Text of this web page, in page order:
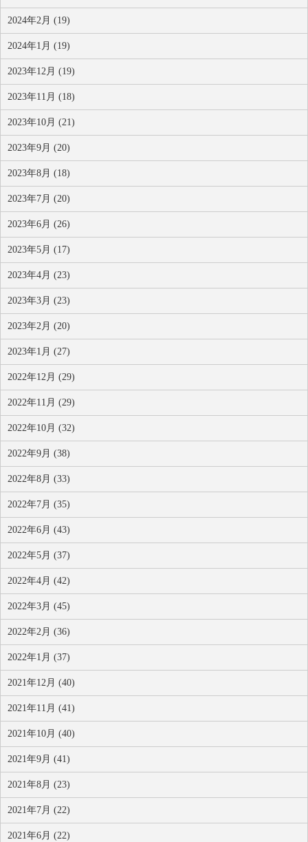
2024年2月 (19)
2024年1月 (19)
2023年12月 (19)
2023年11月 (18)
2023年10月 (21)
2023年9月 (20)
2023年8月 (18)
2023年7月 (20)
2023年6月 (26)
2023年5月 (17)
2023年4月 (23)
2023年3月 (23)
2023年2月 (20)
2023年1月 (27)
2022年12月 (29)
2022年11月 (29)
2022年10月 (32)
2022年9月 (38)
2022年8月 (33)
2022年7月 (35)
2022年6月 (43)
2022年5月 (37)
2022年4月 (42)
2022年3月 (45)
2022年2月 (36)
2022年1月 (37)
2021年12月 (40)
2021年11月 (41)
2021年10月 (40)
2021年9月 (41)
2021年8月 (23)
2021年7月 (22)
2021年6月 (22)